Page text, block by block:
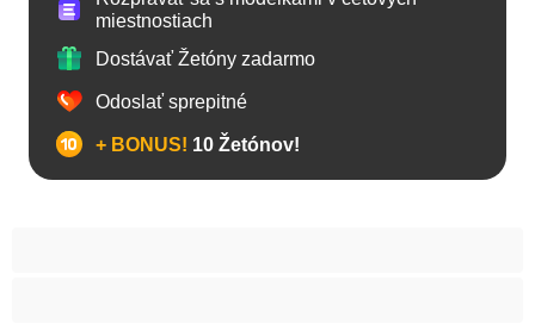
miestnostiach
Dostávať Žetóny zadarmo
Odoslať sprepitné
+ BONUS! 10 Žetónov!